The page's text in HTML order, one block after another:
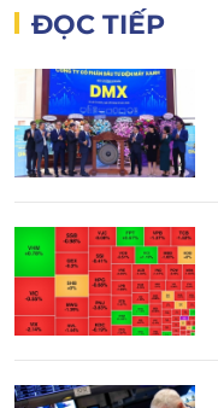
ĐỌC TIẾP